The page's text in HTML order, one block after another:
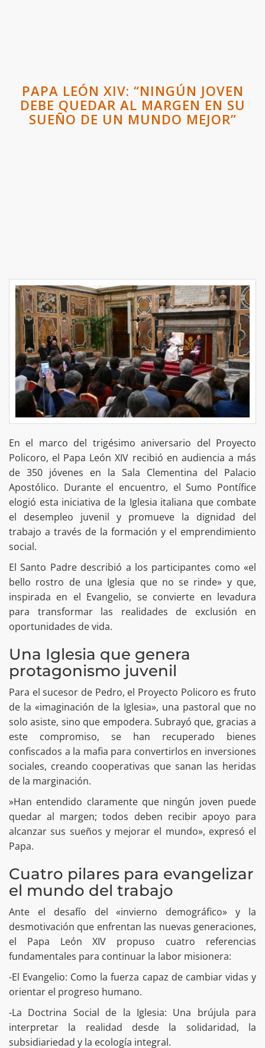
PAPA LEÓN XIV: “NINGÚN JOVEN
DEBE QUEDAR AL MARGEN EN SU
SUEÑO DE UN MUNDO MEJOR”
En el marco del trigésimo aniversario del Proyecto
Policoro, el Papa León XIV recibió en audiencia a más
de 350 jóvenes en la Sala Clementina del Palacio
Apostólico. Durante el encuentro, el Sumo Pontífice
elogió esta iniciativa de la Iglesia italiana que combate
el desempleo juvenil y promueve la dignidad del
trabajo a través de la formación y el emprendimiento
social.
El Santo Padre describió a los participantes como «el
bello rostro de una Iglesia que no se rinde» y que,
inspirada en el Evangelio, se convierte en levadura
para transformar las realidades de exclusión en
oportunidades de vida.
Una Iglesia que genera
protagonismo juvenil
Para el sucesor de Pedro, el Proyecto Policoro es fruto
de la «imaginación de la Iglesia», una pastoral que no
solo asiste, sino que empodera. Subrayó que, gracias a
este compromiso, se han recuperado bienes
confiscados a la mafia para convertirlos en inversiones
sociales, creando cooperativas que sanan las heridas
de la marginación.
​»Han entendido claramente que ningún joven puede
quedar al margen; todos deben recibir apoyo para
alcanzar sus sueños y mejorar el mundo», expresó el
Papa.
Cuatro pilares para evangelizar
el mundo del trabajo
​Ante el desafío del «invierno demográfico» y la
desmotivación que enfrentan las nuevas generaciones,
el Papa León XIV propuso cuatro referencias
fundamentales para continuar la labor misionera:
​-El Evangelio: Como la fuerza capaz de cambiar vidas y
orientar el progreso humano.
​-La Doctrina Social de la Iglesia: Una brújula para
interpretar la realidad desde la solidaridad, la
subsidiariedad y la ecología integral.